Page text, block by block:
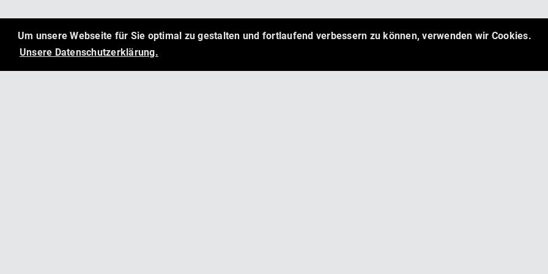
Um unsere Webseite für Sie optimal zu gestalten und fortlaufend verbessern zu können, verwenden wir Cookies.
Unsere Datenschutzerklärung.